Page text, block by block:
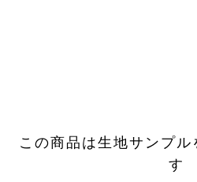
この商品は生地サンプ
す